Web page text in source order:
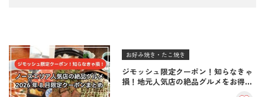
お好み焼き・たこ焼き
ジモッシュ限定クーポン！知らなきゃ
損！地元人気店の絶品グルメをお得に